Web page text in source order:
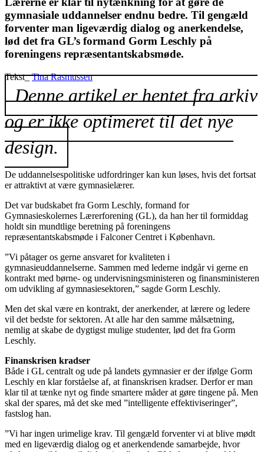
gymnasiale uddannelser endnu bedre. Til gengæld
forventer man ligeværdig dialog og anerkendelse,
lød det fra GL’s formand Gorm Leschly på
foreningens repræsentantskabsmøde.
Tekst_Tina Rasmussen
Denne artikel er hentet fra arkiv
og er ikke optimeret til det nye
design.
De uddannelsespolitiske udfordringer kan kun løses, hvis det fortsat
er attraktivt at være gymnasielærer.
Det var budskabet fra Gorm Leschly, formand for
Gymnasieskolernes Lærerforening (GL), da han her til formiddag
holdt sin mundtlige beretning på foreningens
repræsentantskabsmøde i Falconer Centret i København.
”Vi påtager os gerne ansvaret for kvaliteten i
gymnasieuddannelserne. Sammen med lederne indgår vi gerne en
kontrakt med børne- og undervisningsministeren og finansministeren
om udvikling af gymnasiesektoren,” sagde Gorm Leschly.
Men det skal være en kontrakt, der anerkender, at lærere og ledere
vil det bedste for sektoren. At alle har den samme målsætning,
nemlig at skabe de dygtigst mulige studenter, lød det fra Gorm
Leschly.
Finanskrisen kradser
Både i GL centralt og ude på landets gymnasier er der ifølge Gorm
Leschly en klar forståelse af, at finanskrisen kradser. Derfor er man
klar til at tænke nyt og finde smartere måder at gøre tingene på. Men
skal der spares, må det ske med ”intelligente effektiviseringer”,
fastslog han.
”Vi har ingen urimelige krav. Til gengæld forventer vi at blive mødt
med en ligeværdig dialog og et anerkendende samarbejde, hvor